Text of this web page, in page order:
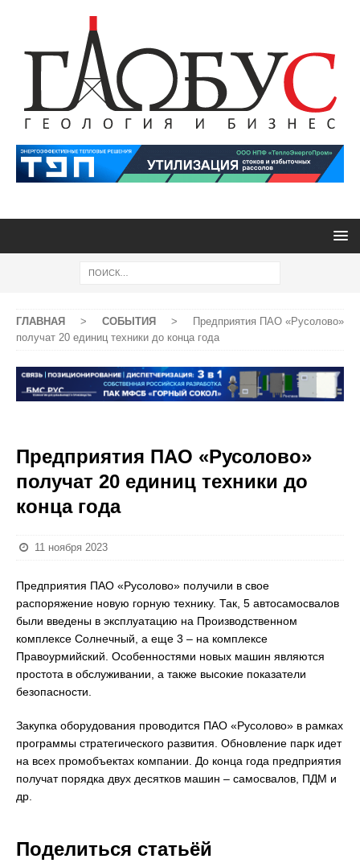
ГЛАВНАЯ > СОБЫТИЯ >
Предприятия ПАО «Русолово»
получат 20 единиц техники до конца года
Предприятия ПАО «Русолово»
получат 20 единиц техники до
конца года
11 ноября 2023
Предприятия ПАО «Русолово» получили в свое
распоряжение новую горную технику. Так, 5 автосамосвалов
были введены в эксплуатацию на Производственном
комплексе Солнечный, а еще 3 – на комплексе
Правоурмийский. Особенностями новых машин являются
простота в обслуживании, а также высокие показатели
безопасности.
Закупка оборудования проводится ПАО «Русолово» в рамках
программы стратегического развития. Обновление парк идет
на всех промобъектах компании. До конца года предприятия
получат порядка двух десятков машин – самосвалов, ПДМ и
др.
Поделиться статьёй